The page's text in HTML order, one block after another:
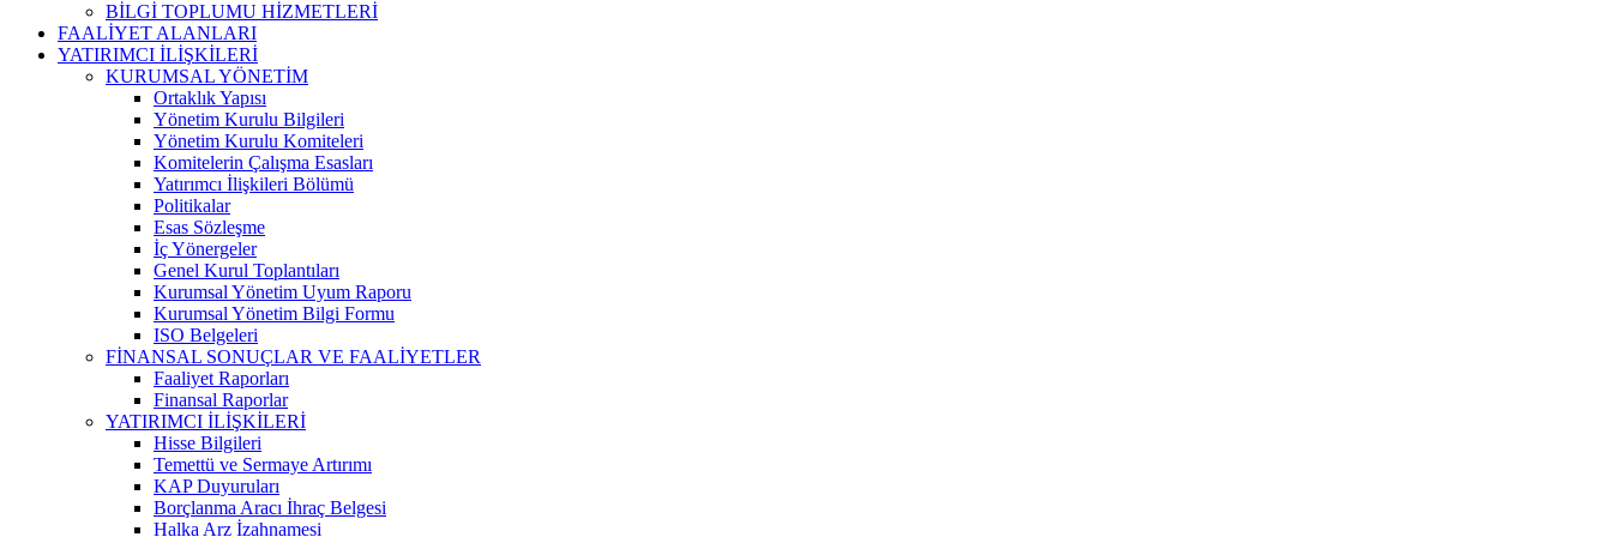
BİLGİ TOPLUMU HİZMETLERİ
FAALİYET ALANLARI
YATIRIMCI İLİŞKİLERİ
KURUMSAL YÖNETİM
Ortaklık Yapısı
Yönetim Kurulu Bilgileri
Yönetim Kurulu Komiteleri
Komitelerin Çalışma Esasları
Yatırımcı İlişkileri Bölümü
Politikalar
Esas Sözleşme
İç Yönergeler
Genel Kurul Toplantıları
Kurumsal Yönetim Uyum Raporu
Kurumsal Yönetim Bilgi Formu
ISO Belgeleri
FİNANSAL SONUÇLAR VE FAALİYETLER
Faaliyet Raporları
Finansal Raporlar
YATIRIMCI İLİŞKİLERİ
Hisse Bilgileri
Temettü ve Sermaye Artırımı
KAP Duyuruları
Borçlanma Aracı İhraç Belgesi
Halka Arz İzahnamesi